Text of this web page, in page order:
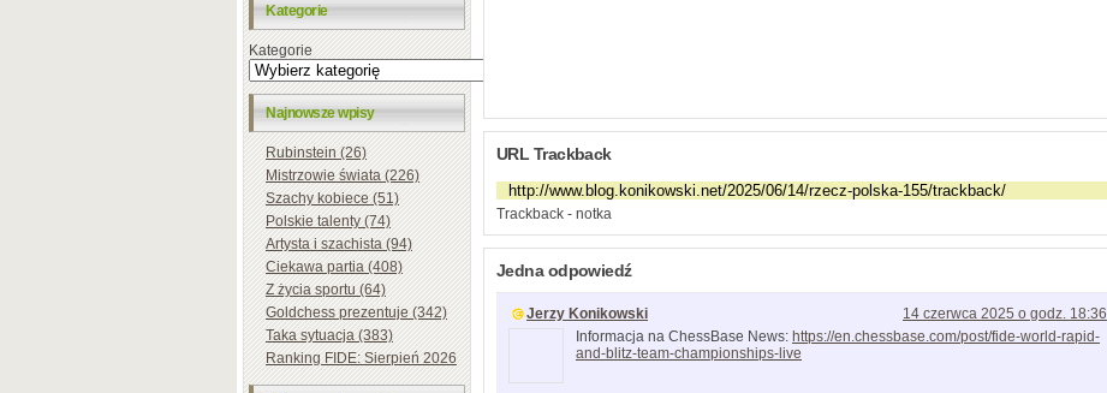
Kategorie
Kategorie
Najnowsze wpisy
Rubinstein (26)
Mistrzowie świata (226)
Szachy kobiece (51)
Polskie talenty (74)
Artysta i szachista (94)
Ciekawa partia (408)
Z życia sportu (64)
Goldchess prezentuje (342)
Taka sytuacja (383)
Ranking FIDE: Sierpień 2026
URL Trackback
Trackback - notka
Jedna odpowiedź
Jerzy Konikowski
14 czerwca 2025 o godz. 18:36
Informacja na ChessBase News: https://en.chessbase.com/post/fide-world-rapid-
and-blitz-team-championships-live